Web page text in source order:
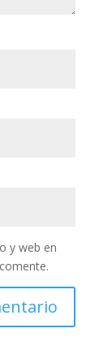
y web en